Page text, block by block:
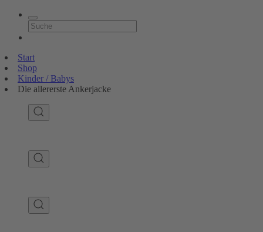
Start
Shop
Kinder / Babys
Die allererste Ankerjacke